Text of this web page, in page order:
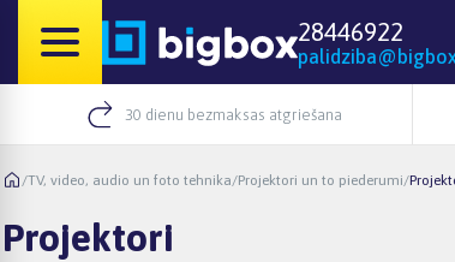
28446922
30 dienu bezmaksas atgriešana
/TV, video, audio un foto tehnika/Projektori un to piederumi/
Projektori